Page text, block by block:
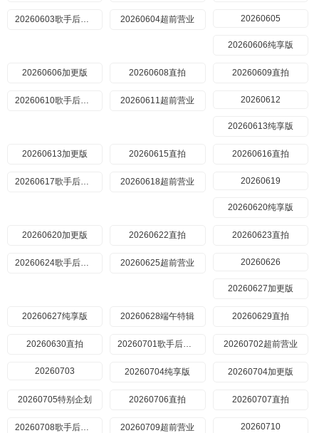
20260604超前营业 20260605
20260606纯享版
20260606加更版 20260608直拍 20260609直拍
20260611超前营业 20260612
20260613纯享版
20260613加更版 20260615直拍 20260616直拍
20260618超前营业 20260619
20260620纯享版
20260620加更版 20260622直拍 20260623直拍
20260625超前营业 20260626
20260627加更版
20260627纯享版 20260628端午特辑 20260629直拍
20260630直拍 20260702超前营业
20260703 20260704纯享版 20260704加更版
20260705特别企划 20260706直拍 20260707直拍
20260709超前营业 20260710